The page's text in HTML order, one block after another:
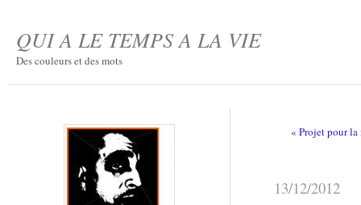
QUI A LE TEMPS A LA VIE
Des couleurs et des mots
« Projet pour
13/12/2012